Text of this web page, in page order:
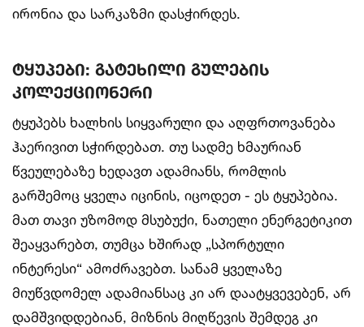
ირონია და სარკაზმი დასჭირდეს.
ტყუპები: გატეხილი გულების
კოლექციონერი
ტყუპებს ხალხის სიყვარული და აღფრთოვანება
ჰაერივით სჭირდებათ. თუ სადმე ხმაურიან
წვეულებაზე ხედავთ ადამიანს, რომლის
გარშემოც ყველა იცინის, იცოდეთ - ეს ტყუპებია.
მათ თავი უზომოდ მსუბუქი, ნათელი ენერგეტიკით
შეაყვარებთ, თუმცა ხშირად „სპორტული
ინტერესი“ ამოძრავებთ. სანამ ყველაზე
მიუწვდომელ ადამიანსაც კი არ დაატყვევებენ, არ
დამშვიდდებიან, მიზნის მიღწევის შემდეგ კი